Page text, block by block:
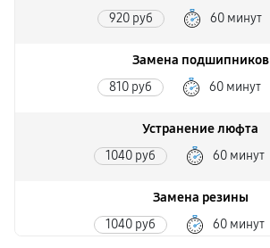
920 руб 60 минут
Замена подшипников
810 руб 60 минут
Устранение люфта
1040 руб 60 минут
Замена резины
1040 руб 60 минут